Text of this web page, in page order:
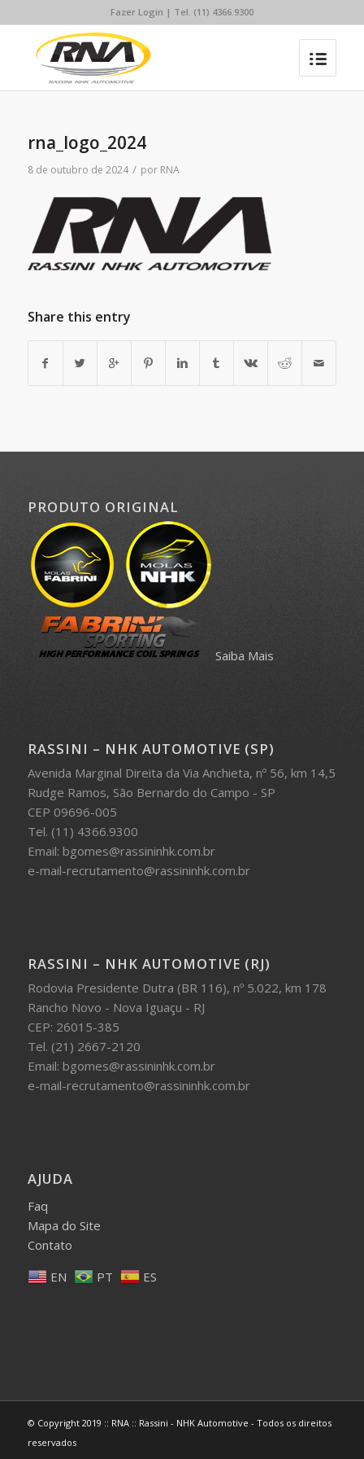
Fazer Login | Tel. (11) 4366.9300
rna_logo_2024
8 de outubro de 2024 / por RNA
Share this entry
PRODUTO ORIGINAL
Saiba Mais
RASSINI – NHK AUTOMOTIVE (SP)
Avenida Marginal Direita da Via Anchieta, nº 56, km 14,5
Rudge Ramos, São Bernardo do Campo - SP
CEP 09696-005
Tel. (11) 4366.9300
Email: bgomes@rassininhk.com.br
e-mail-recrutamento@rassininhk.com.br
RASSINI – NHK AUTOMOTIVE (RJ)
Rodovia Presidente Dutra (BR 116), nº 5.022, km 178
Rancho Novo - Nova Iguaçu - RJ
CEP: 26015-385
Tel. (21) 2667-2120
Email: bgomes@rassininhk.com.br
e-mail-recrutamento@rassininhk.com.br
AJUDA
Faq
Mapa do Site
Contato
EN
PT ES
© Copyright 2019 :: RNA :: Rassini - NHK Automotive - Todos os direitos
reservados